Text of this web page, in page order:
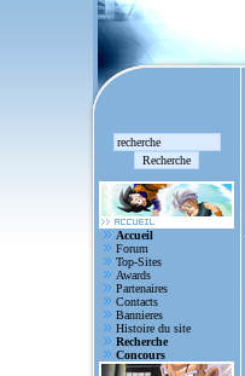
Accueil
Forum
Top-Sites
Awards
Partenaires
Contacts
Bannieres
Histoire du site
Recherche
Concours